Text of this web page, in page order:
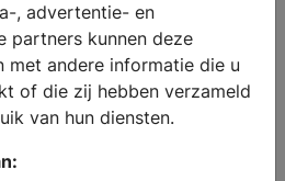
of kachel in
de omgeving van Ede? Dan
, advertentie- en
partners kunnen deze
met andere informatie die u
of die zij hebben verzameld
van hun diensten.